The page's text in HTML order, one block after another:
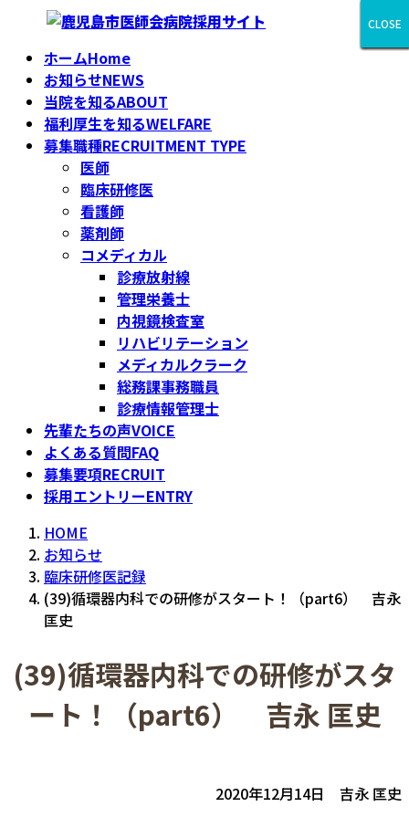
ホームHome
お知らせNEWS
当院を知るABOUT
福利厚生を知るWELFARE
募集職種RECRUITMENT TYPE
医師
臨床研修医
看護師
薬剤師
コメディカル
診療放射線
管理栄養士
内視鏡検査室
リハビリテーション
メディカルクラーク
総務課事務職員
診療情報管理士
先輩たちの声VOICE
よくある質問FAQ
募集要項RECRUIT
採用エントリーENTRY
HOME
お知らせ
臨床研修医記録
(39)循環器内科での研修がスタート！（part6） 吉永
匡史
(39)循環器内科での研修がスタ
ート！（part6） 吉永 匡史
2020年12月14日 吉永 匡史
CLOSE
CLOSE
CLOSE
CLOSE
CLOSE
CLOSE
CLOSE
CLOSE
CLOSE